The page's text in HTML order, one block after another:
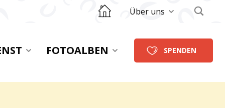
Zurück zur Startseite
Über uns
FOTOALBEN SPENDEN